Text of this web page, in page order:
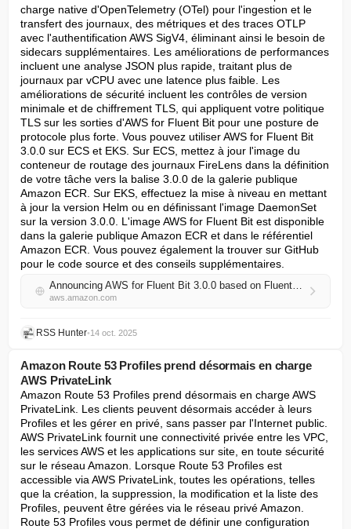
charge native d'OpenTelemetry (OTel) pour l'ingestion et le
transfert des journaux, des métriques et des traces OTLP
avec l'authentification AWS SigV4, éliminant ainsi le besoin de
sidecars supplémentaires. Les améliorations de performances
incluent une analyse JSON plus rapide, traitant plus de
journaux par vCPU avec une latence plus faible. Les
améliorations de sécurité incluent les contrôles de version
minimale et de chiffrement TLS, qui appliquent votre politique
TLS sur les sorties d'AWS for Fluent Bit pour une posture de
protocole plus forte. Vous pouvez utiliser AWS for Fluent Bit
3.0.0 sur ECS et EKS. Sur ECS, mettez à jour l'image du
conteneur de routage des journaux FireLens dans la définition
de votre tâche vers la balise 3.0.0 de la galerie publique
Amazon ECR. Sur EKS, effectuez la mise à niveau en mettant
à jour la version Helm ou en définissant l'image DaemonSet
sur la version 3.0.0. L'image AWS for Fluent Bit est disponible
dans la galerie publique Amazon ECR et dans le référentiel
Amazon ECR. Vous pouvez également la trouver sur GitHub
pour le code source et des conseils supplémentaires.
Announcing AWS for Fluent Bit 3.0.0 based on Fluent Bit 4.1.0
aws.amazon.com
RSS Hunter•14 oct. 2025
Amazon Route 53 Profiles prend désormais en charge
AWS PrivateLink
Amazon Route 53 Profiles prend désormais en charge AWS
PrivateLink. Les clients peuvent désormais accéder à leurs
Profiles et les gérer en privé, sans passer par l'Internet public.
AWS PrivateLink fournit une connectivité privée entre les VPC,
les services AWS et les applications sur site, en toute sécurité
sur le réseau Amazon. Lorsque Route 53 Profiles est
accessible via AWS PrivateLink, toutes les opérations, telles
que la création, la suppression, la modification et la liste des
Profiles, peuvent être gérées via le réseau privé Amazon.
Route 53 Profiles vous permet de définir une configuration